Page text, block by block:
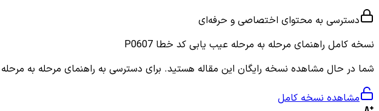
دسترسی به محتوای اختصاصی و حرفه‌ای
نسخه کامل راهنمای مرحله به مرحله عیب یابی کد خطا P0607
شما در حال مشاهده نسخه رایگان این مقاله هستید. برای دسترسی به راهنمای مرحله به
مشاهده نسخه کامل